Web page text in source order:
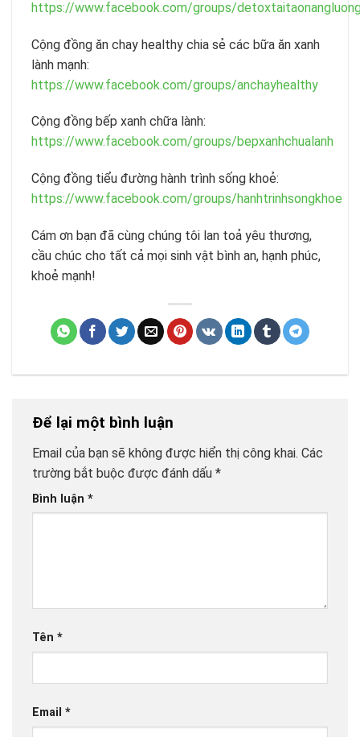
https://www.facebook.com/groups/
Cộng đồng ăn chay healthy chia sẻ các bữa ăn xanh
lành mạnh:
https://www.facebook.com/groups/anchayhealthy
Cộng đồng bếp xanh chữa lành:
https://www.facebook.com/groups/bepxanhchualanh
Cộng đồng tiểu đường hành trình sống khoẻ:
https://www.facebook.com/groups/hanhtrinhsongkhoe
Cám ơn bạn đã cùng chúng tôi lan toả yêu thương,
cầu chúc cho tất cả mọi sinh vật bình an, hạnh phúc,
khoẻ mạnh!
Để lại một bình luận
Email của bạn sẽ không được hiển thị công khai. Các
trường bắt buộc được đánh dấu *
Bình luận *
Tên *
Email *